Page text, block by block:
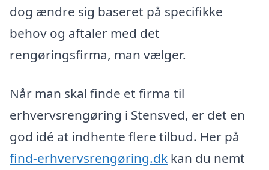
dog ændre sig baseret på specifikke
behov og aftaler med det
rengøringsfirma, man vælger.
Når man skal finde et firma til
erhvervsrengøring i Stensved, er det en
god idé at indhente flere tilbud. Her på
find-erhvervsrengøring.dk kan du nemt